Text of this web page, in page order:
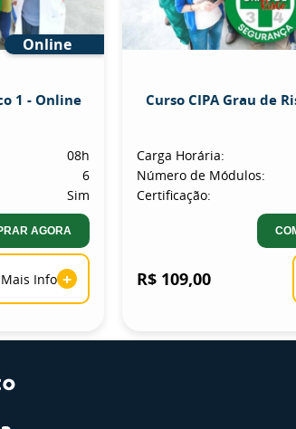
Online
1 - Online
08h
6
Sim
AGORA
Mais Info +
Curso CIPA Grau de
Carga Horária:
Número de Módulos:
Certificação:
R$ 109,00